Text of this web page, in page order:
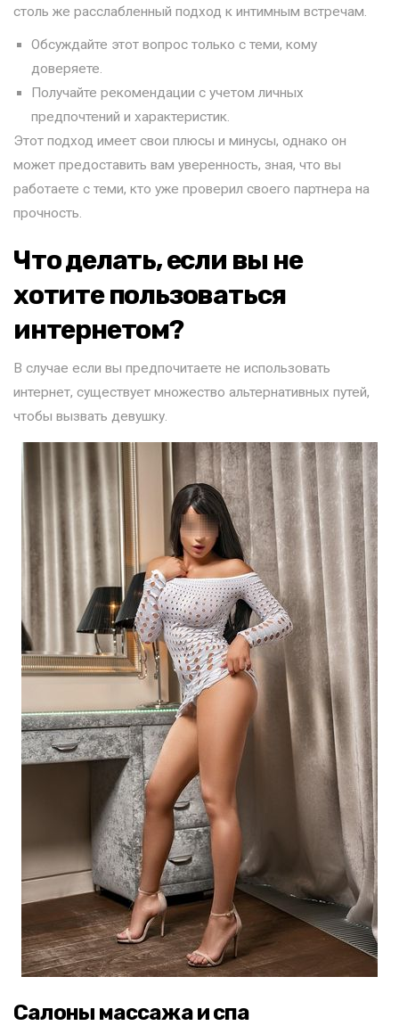
столь же расслабленный подход к интимным встречам.
Обсуждайте этот вопрос только с теми, кому
доверяете.
Получайте рекомендации с учетом личных
предпочтений и характеристик.
Этот подход имеет свои плюсы и минусы, однако он
может предоставить вам уверенность, зная, что вы
работаете с теми, кто уже проверил своего партнера на
прочность.
Что делать, если вы не
хотите пользоваться
интернетом?
В случае если вы предпочитаете не использовать
интернет, существует множество альтернативных путей,
чтобы вызвать девушку.
Салоны массажа и спа